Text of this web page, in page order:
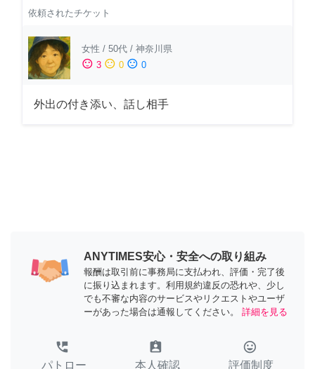
依頼されたチケット
女性 / 50代 / 神奈川県
sentiment_satisfied 3 sentiment_neutral 0 sentiment_dissatisfied 0
外出の付き添い、話し相手
ANYTIMES安心・安全への取り組み
報酬は取引前に事務局に支払われ、評価・完了後
に振り込まれます。利用規約違反の恐れや、少し
でも不審な内容のサービスやリクエストやユーザ
ーがあった場合は通報してください。
詳細を見る
perm_phone_msg
パトロー
assignment_ind
本人確認
tag_faces
評価制度